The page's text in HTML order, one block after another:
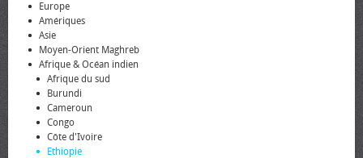
Europe
Amériques
Asie
Moyen-Orient Maghreb
Afrique & Océan indien
Afrique du sud
Burundi
Cameroun
Congo
Côte d'Ivoire
Ethiopie